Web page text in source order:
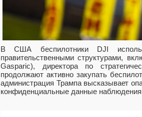
В США беспилотники DJI
правительственными структурами,
Gasparic), директора по
продолжают активно закупать
администрация Трампа высказывает
конфиденциальные данные наблюдения